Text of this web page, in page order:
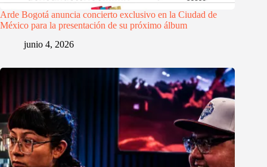
Arde Bogotá anuncia concierto exclusivo en la Ciudad de
México para la presentación de su próximo álbum
junio 4, 2026